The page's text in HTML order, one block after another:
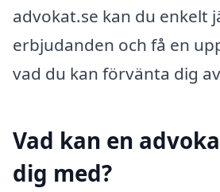
advokat.se kan du enkelt
erbjudanden och få en
vad du kan förvänta dig
Vad kan en
dig med?